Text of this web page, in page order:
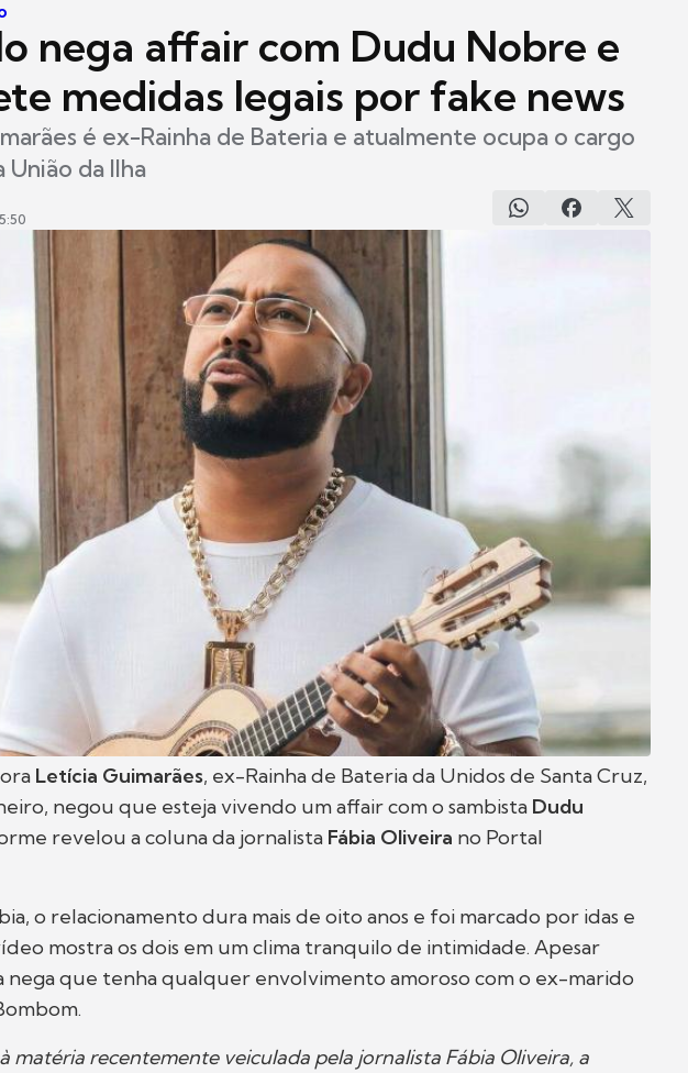
nega affair com Dudu Nobre e
medidas legais por fake news
é ex-Rainha de Bateria e atualmente ocupa o cargo
União da Ilha
Letícia Guimarães, ex-Rainha de Bateria da Unidos de Santa Cruz,
negou que esteja vivendo um affair com o sambista Dudu
revelou a coluna da jornalista Fábia Oliveira no Portal
o relacionamento dura mais de oito anos e foi marcado por idas e
mostra os dois em um clima tranquilo de intimidade. Apesar
nega que tenha qualquer envolvimento amoroso com o ex-marido
matéria recentemente veiculada pela jornalista Fábia Oliveira, a